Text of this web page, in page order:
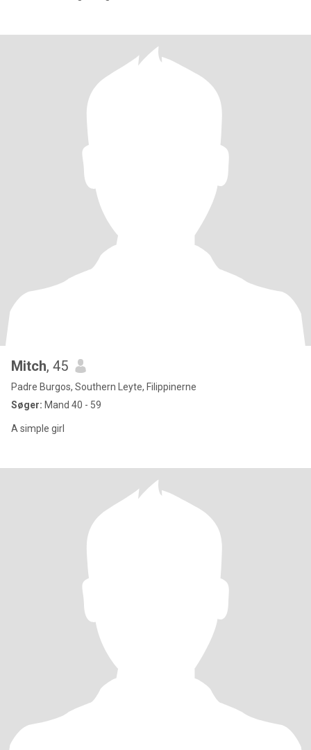
Mitch, 45
Padre Burgos, Southern Leyte, Filippinerne
Søger: Mand 40 - 59
A simple girl